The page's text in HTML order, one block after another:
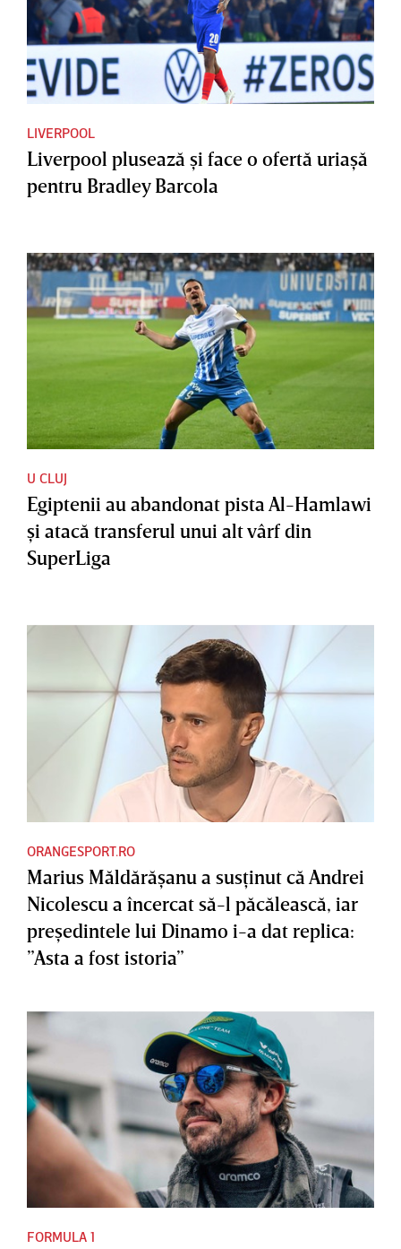
LIVERPOOL
Liverpool plusează şi face o ofertă uriaşă
pentru Bradley Barcola
U CLUJ
Egiptenii au abandonat pista Al-Hamlawi
şi atacă transferul unui alt vârf din
SuperLiga
ORANGESPORT.RO
Marius Măldărăşanu a susţinut că Andrei
Nicolescu a încercat să-l păcălească, iar
preşedintele lui Dinamo i-a dat replica:
”Asta a fost istoria”
FORMULA 1